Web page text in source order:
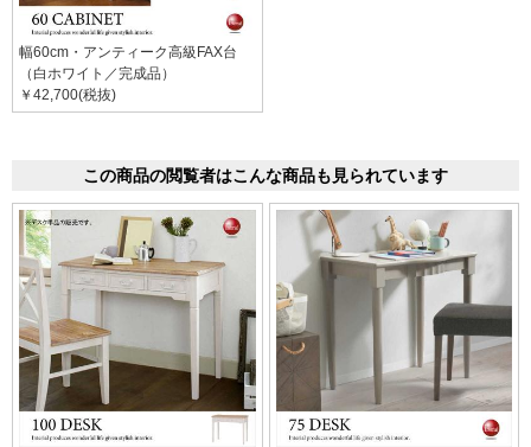
幅60cm・アンティーク高級FAX台
（白ホワイト／完成品）
￥42,700(税抜)
この商品の閲覧者はこんな商品も見られています